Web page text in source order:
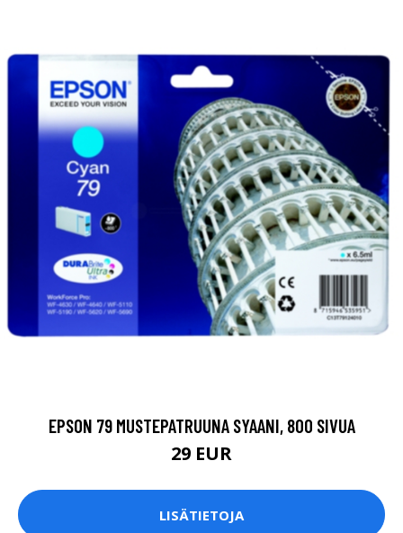
EPSON 79 MUSTEPATRUUNA SYAANI, 800 SIVUA
29 EUR
LISÄTIETOJA